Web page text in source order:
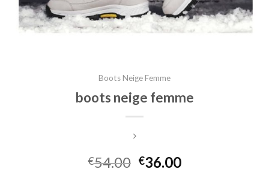
Boots Neige Femme
boots neige femme
€54.00 €36.00